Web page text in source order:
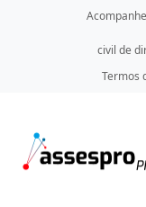
civil de
Termos